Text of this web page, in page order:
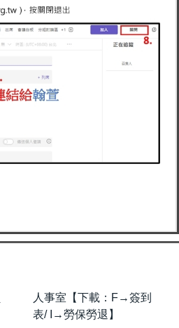
人事室【下載：F→簽到
表/ I→勞保勞退】